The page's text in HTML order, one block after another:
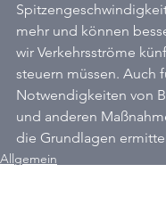
mehr und können
wir Verkehrsströme
steuern müssen. Auch
Notwendigkeiten von
und anderen
die Grundlagen
Allgemein